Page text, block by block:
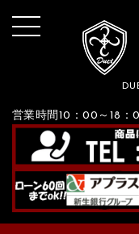
営業時間10：00～18